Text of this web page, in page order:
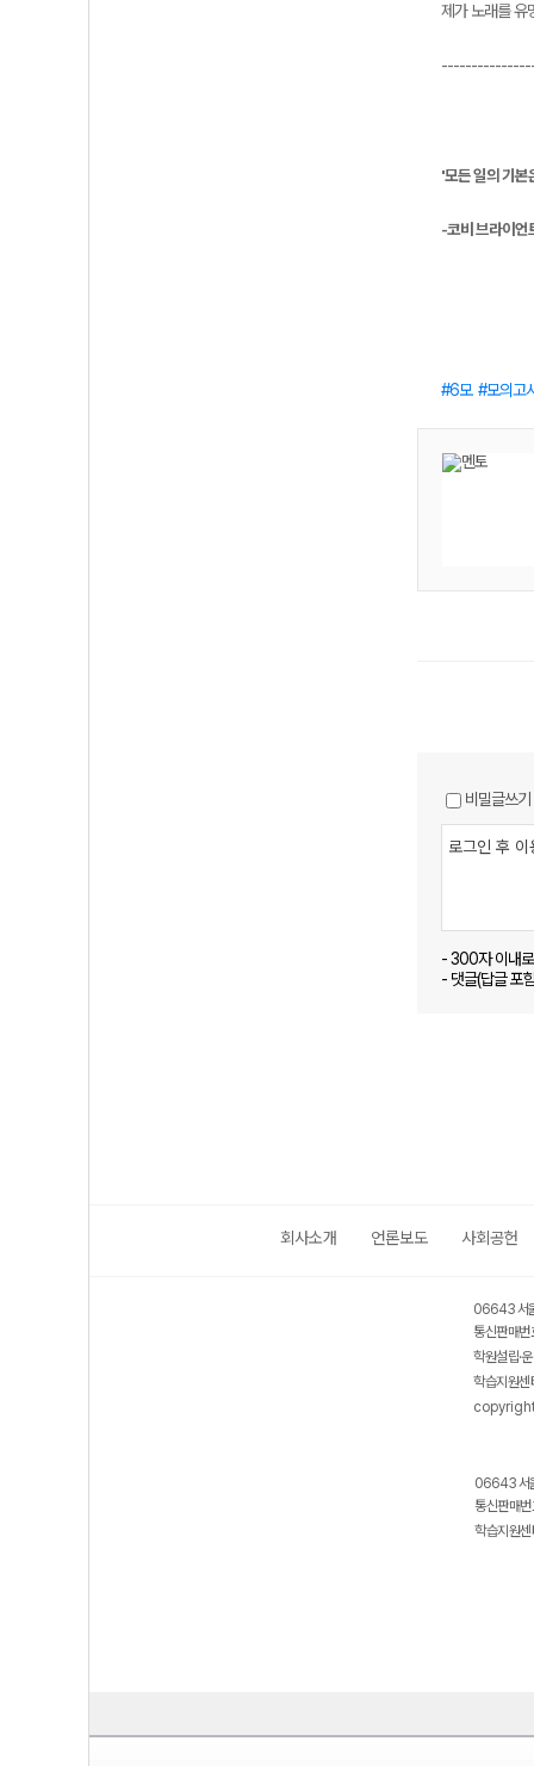
제가 노래를 유
'모든 일의 기본
-코비 브라이언
6모 모의고
비밀글쓰기
- 300자 이내
- 댓글(답글 포
회사소개 언론보도 사회공헌
06643 서
통신판매
학원설립·
학습지원
06643 서
통신판매
학습지원